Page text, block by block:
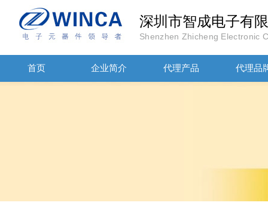
深圳市智成电子有
Shenzhen Zhicheng Electronic
首页 企业简介 代理产品 代理品